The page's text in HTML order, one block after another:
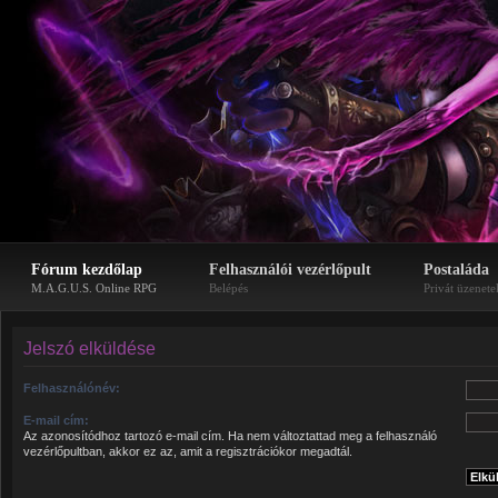
Fórum kezdőlap
M.A.G.U.S. Online RPG
Felhasználói vezérlőpult
Belépés
Postaláda
Privát
Jelszó elküldése
Felhasználónév:
E-mail cím:
Az azonosítódhoz tartozó e-mail cím. Ha nem változtattad meg a felhasználó
vezérlőpultban, akkor ez az, amit a regisztrációkor megadtál.